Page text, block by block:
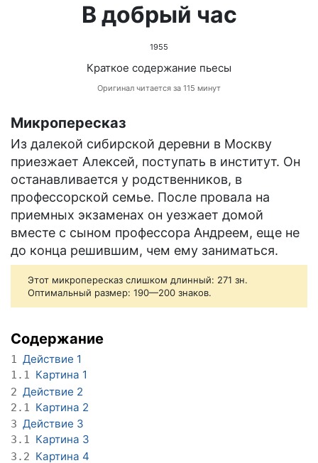
В добрый час
1955
Краткое содержание пьесы
Оригинал читается за 115 минут
Микропересказ
Из далекой сибирской деревни в Москву
приезжает Алексей, поступать в институт. Он
останавливается у родственников, в
профессорской семье. После провала на
приемных экзаменах он уезжает домой
вместе с сыном профессора Андреем, еще не
до конца решившим, чем ему заниматься.
Этот микропересказ слишком длинный: 271 зн.
Оптимальный размер: 190—200 знаков.
Содержание
1 Действие 1
1.1 Картина 1
2 Действие 2
2.1 Картина 2
3 Действие 3
3.1 Картина 3
3.2 Картина 4